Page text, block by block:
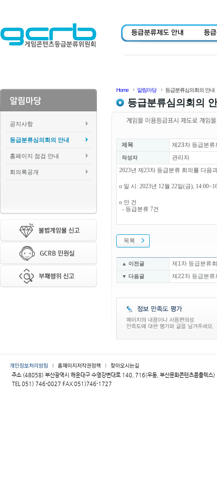
공지사항
등급분류심의회의 안내
홈페이지 점검 안내
회의록공개
Home 알림마당 등급분류심의회의 안내
등급분류심의회의
제목 제23차 등급분류
작성자
관리자
2023년 제23차 등급분류 회의를 다음
o 일 시: 2023년 12월 22일(금),
o 안 건
- 등급분류 7건
목록
▲ 이전글 제1차 등급분류
▼ 다음글 제22차 등급분류